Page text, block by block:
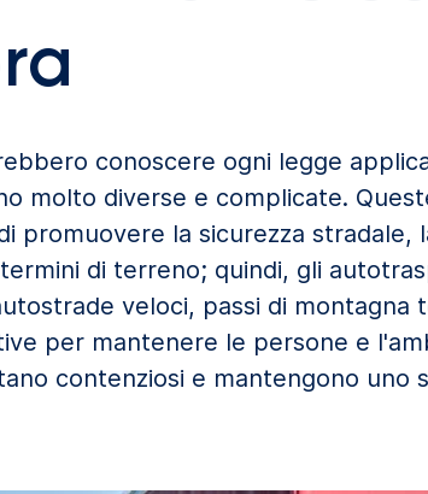
conoscere ogni legge
molto diverse e complicate.
promuovere la sicurezza stradale,
di terreno; quindi, gli
veloci, passi di montagna
per mantenere le persone e
contenziosi e mantengono uno